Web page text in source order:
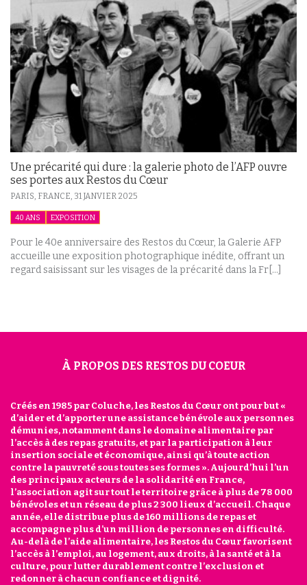
Une précarité qui dure : la galerie photo de l’AFP ouvre
ses portes aux Restos du Cœur
PARIS, FRANCE, 31 JANVIER 2025
40 ANS EXPOSITION
Pour le 40e anniversaire des Restos du Cœur, la Galerie AFP
accueille une exposition photographique inédite, offrant un
regard saisissant sur les visages de la précarité dans la Fr[...]
À PROPOS DES RESTOS DU COEUR
Créés en 1985 par Coluche, les Restos du Cœur ont pour but «
d’aider et d’apporter une assistance bénévole aux personnes
démunies, notamment dans le domaine alimentaire par
l’accès à des repas gratuits, et par la participation à leur
insertion sociale et économique, ainsi qu’à toute action
contre la pauvreté sous toutes ses formes ». Aujourd’hui l’un
des principaux acteurs de la solidarité en France,
l’association agit sur tout le territoire grâce à plus de 78 000
bénévoles et un réseau de plus 2 300 lieux d’accueil. Chaque
année, elle distribue plus de 160 millions de repas et
accompagne plus d’un million de personnes en difficulté.
Au-delà de l’aide alimentaire, les Restos du Cœur favorisent
l’accès à l’emploi, au logement, aux droits, à la santé et à la
culture, pour lutter durablement contre l’exclusion et
redonner à chacun confiance et dignité.